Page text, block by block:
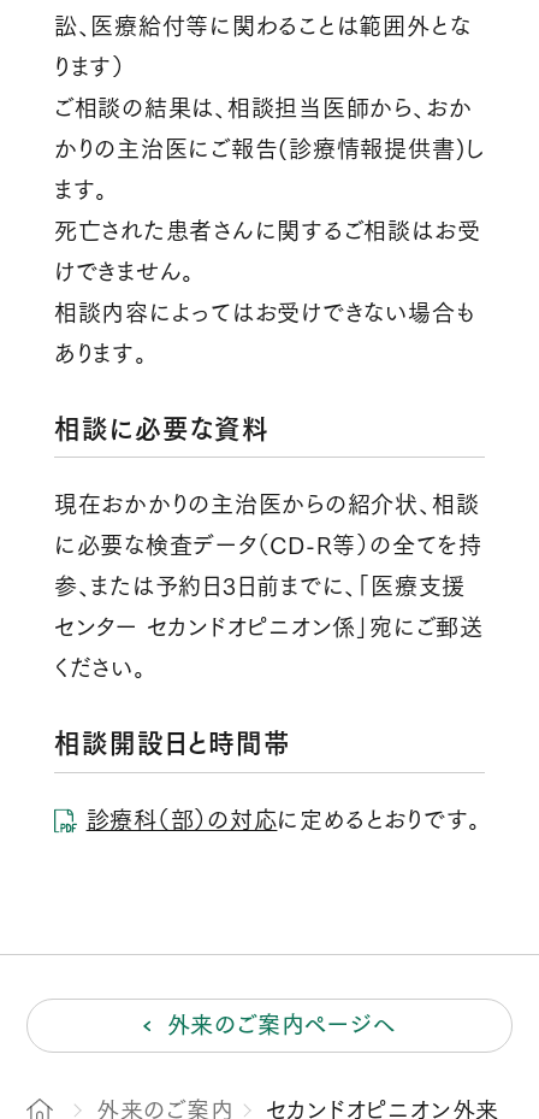
訟、医療給付等に関わることは範囲外とな
ります）
ご相談の結果は、相談担当医師から、おか
かりの主治医にご報告(診療情報提供書)し
ます。
死亡された患者さんに関するご相談はお受
けできません。
相談内容によってはお受けできない場合も
あります。
相談に必要な資料
現在おかかりの主治医からの紹介状、相談
に必要な検査データ（CD-R等）の全てを持
参、または予約日3日前までに、「医療支援
センター セカンドオピニオン係」宛にご郵送
ください。
相談開設日と時間帯
診療科（部）の対応に定めるとおりです。
外来のご案内ページへ
外来のご案内 セカンドオピニオン外来